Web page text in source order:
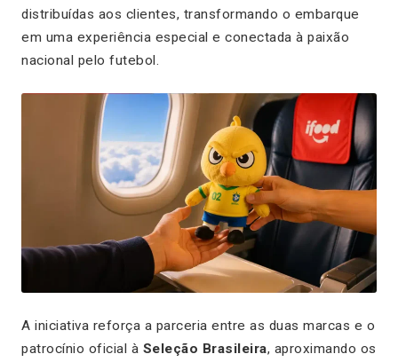
distribuídas aos clientes, transformando o embarque
em uma experiência especial e conectada à paixão
nacional pelo futebol.
A iniciativa reforça a parceria entre as duas marcas e o
patrocínio oficial à Seleção Brasileira, aproximando os